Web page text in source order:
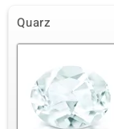
Quarz